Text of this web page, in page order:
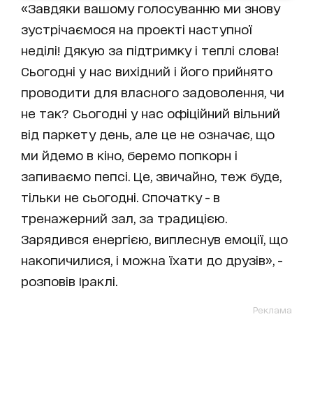
«Завдяки вашому голосуванню ми знову
зустрічаємося на проекті наступної
неділі! Дякую за підтримку і теплі слова!
Сьогодні у нас вихідний і його прийнято
проводити для власного задоволення, чи
не так? Сьогодні у нас офіційний вільний
від паркету день, але це не означає, що
ми йдемо в кіно, беремо попкорн і
запиваємо пепсі. Це, звичайно, теж буде,
тільки не сьогодні. Спочатку - в
тренажерний зал, за традицією.
Зарядився енергією, виплеснув емоції, що
накопичилися, і можна їхати до друзів», -
розповів Іраклі.
Реклама